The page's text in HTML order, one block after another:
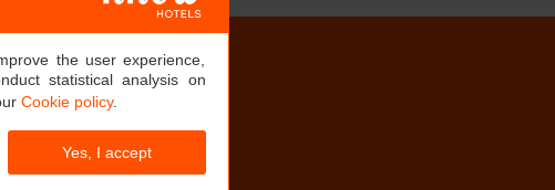
the user experience,
statistical analysis on
Cookie policy.
Yes, I accept